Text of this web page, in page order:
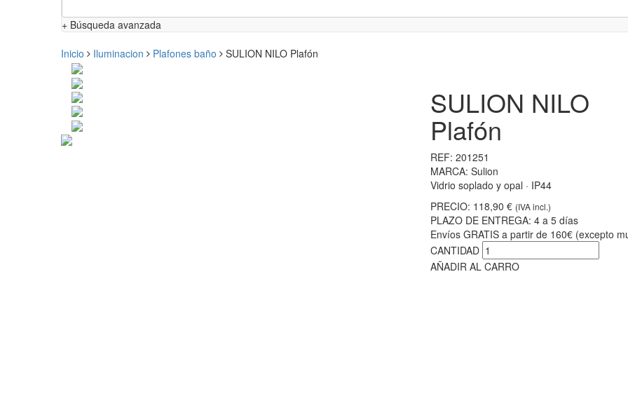
+ Búsqueda avanzada
Inicio Iluminacion Plafones baño SULION NILO Plafón
SULION NILO
Plafón
REF: 201251
MARCA: Sulion
Vidrio soplado y opal · IP44
PRECIO: 118,90 € (IVA incl.)
PLAZO DE ENTREGA: 4 a 5 días
Envíos GRATIS a partir de 160€ (excepto
CANTIDAD
AÑADIR AL CARRO